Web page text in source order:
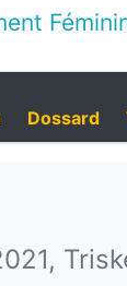
Dossard